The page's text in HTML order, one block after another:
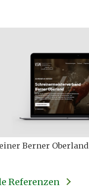
Berner Oberland
Referenzen